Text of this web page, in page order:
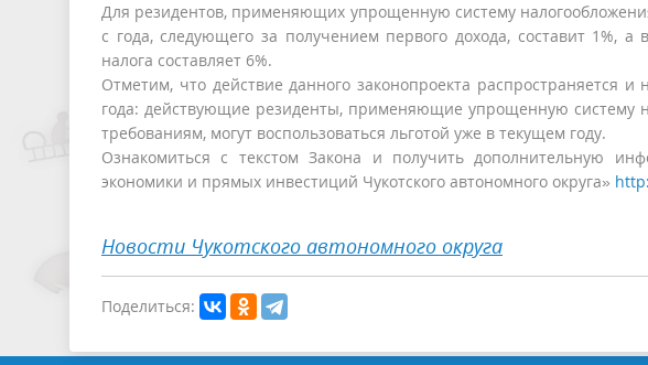
Для резидентов, применяющих упрощенную систему
с года, следующего за получением первого дохода, составит 1%,
налога составляет 6%.
Отметим, что действие данного законопроекта распространяется
года: действующие резиденты, применяющие упрощенную систему
требованиям, могут воспользоваться льготой уже в текущем году.
Ознакомиться с текстом Закона и получить дополнительную
экономики и прямых инвестиций Чукотского автономного округа»
Новости Чукотского автономного округа
Поделиться: